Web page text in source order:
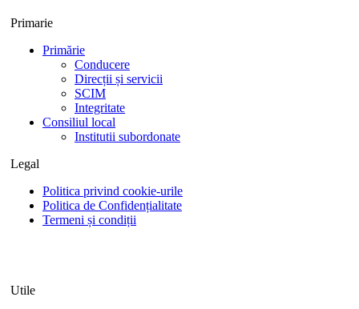
Primarie
Primărie
Conducere
Direcții și servicii
SCIM
Integritate
Consiliul local
Institutii subordonate
Legal
Politica privind cookie-urile
Politica de Confidențialitate
Termeni și condiții
Utile